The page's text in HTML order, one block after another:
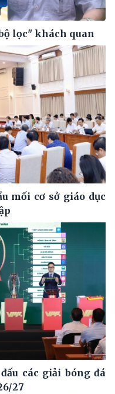
lọc" khách quan
mối cơ sở giáo dục
các giải bóng đá
27